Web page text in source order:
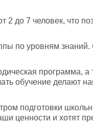
обучение делают
подготовки
ценности и хотят